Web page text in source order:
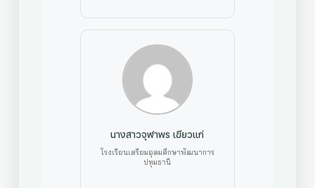
นางสาวจุฬาพร เขียวแก่
โรงเรียนเตรียมอุดมศึกษาพัฒนาการ
ปทุมธานี